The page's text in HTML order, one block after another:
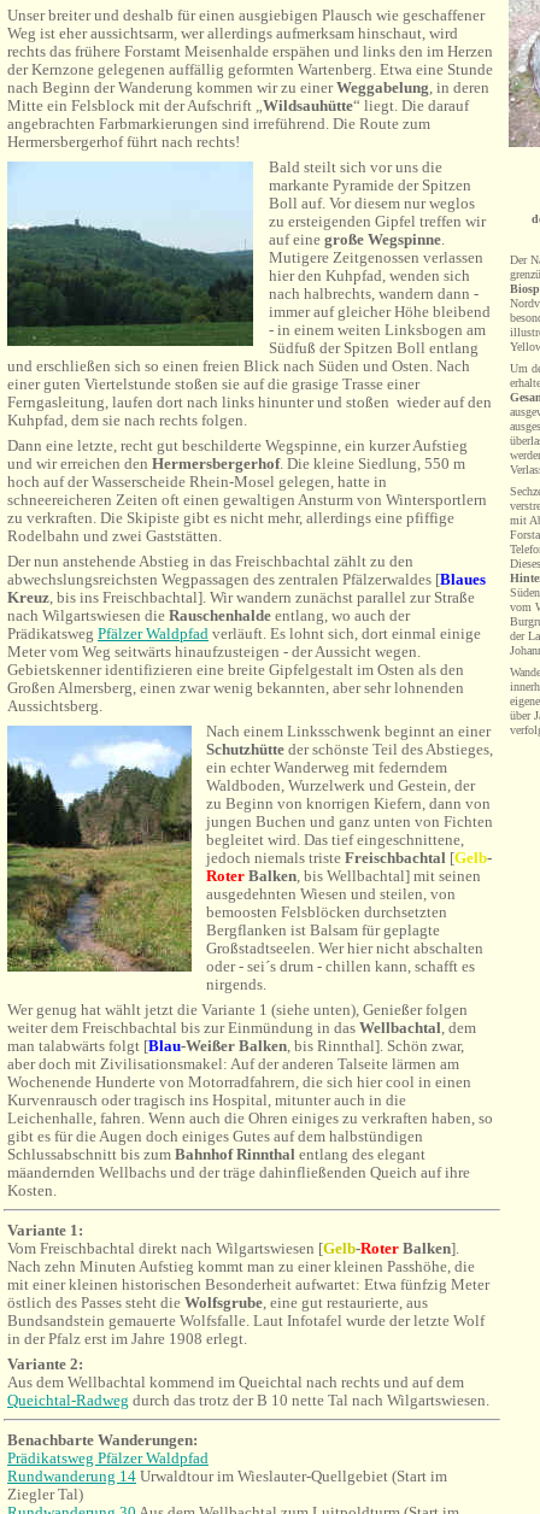
Unser breiter und deshalb für einen ausgiebigen Plausch wie geschaffener
Weg ist eher aussichtsarm, wer allerdings aufmerksam hinschaut, wird
rechts das frühere Forstamt Meisenhalde erspähen und links den im Herzen
der Kernzone gelegenen auffällig geformten Wartenberg. Etwa eine Stunde
nach Beginn der Wanderung kommen wir zu einerWeggabelung, in deren
Mitte ein Felsblock mit der Aufschrift „Wildsauhütte“ liegt. Die darauf
angebrachten Farbmarkierungen sind irreführend. Die Route zum
Hermersbergerhof führt nach rechts!
Bald steilt sich vor uns die
markante Pyramide der Spitzen
Boll auf. Vor diesem nur weglos
zu ersteigenden Gipfel treffen wir
auf eine große Wegspinne.
Mutigere Zeitgenossen verlassen
hier den Kuhpfad, wenden sich
nach halbrechts, wandern dann -
immer auf gleicher Höhe bleibend
- in einem weiten Linksbogen am
Südfuß der Spitzen Boll entlang
und erschließen sich so einen freien Blick nach Süden und Osten. Nach
einer guten Viertelstunde stoßen sie auf die grasige Trasse einer
Ferngasleitung, laufen dort nach links hinunter und stoßen wieder auf den
Kuhpfad, dem sie nach rechts folgen.
Dann eine letzte, recht gut beschilderte Wegspinne, ein kurzer Aufstieg
und wir erreichen den Hermersbergerhof. Die kleine Siedlung, 550 m
hoch auf der Wasserscheide Rhein-Mosel gelegen, hatte in
schneereicheren Zeiten oft einen gewaltigen Ansturm von Wintersportlern
zu verkraften. Die Skipiste gibt es nicht mehr, allerdings eine pfiffige
Rodelbahn und zwei Gaststätten.
Der nun anstehende Abstieg in das Freischbachtal zählt zu den
abwechslungsreichsten Wegpassagen des zentralen Pfälzerwaldes [Blaues
Kreuz, bis ins Freischbachtal]. Wir wandern zunächst parallel zur Straße
nach Wilgartswiesen die Rauschenhalde entlang, wo auch der
Prädikatsweg Pfälzer Waldpfad verläuft. Es lohnt sich, dort einmal einige
Meter vom Weg seitwärts hinaufzusteigen - der Aussicht wegen.
Gebietskenner identifizieren eine breite Gipfelgestalt im Osten als den
Großen Almersberg, einen zwar wenig bekannten, aber sehr lohnenden
Aussichtsberg.
Nach einem Linksschwenk beginnt an einer
Schutzhütte der schönste Teil des Abstieges,
ein echter Wanderweg mit federndem
Waldboden, Wurzelwerk und Gestein, der
zu Beginn von knorrigen Kiefern, dann von
jungen Buchen und ganz unten von Fichten
begleitet wird. Das tief eingeschnittene,
jedoch niemals triste Freischbachtal [Gelb-
Roter Balken, bis Wellbachtal] mit seinen
ausgedehnten Wiesen und steilen, von
bemoosten Felsblöcken durchsetzten
Bergflanken ist Balsam für geplagte
Großstadtseelen. Wer hier nicht abschalten
oder - sei´s drum - chillen kann, schafft es
nirgends.
Wer genug hat wählt jetzt die Variante 1 (siehe unten), Genießer folgen
weiter dem Freischbachtal bis zur Einmündung in das Wellbachtal, dem
man talabwärts folgt [Blau-Weißer Balken, bis Rinnthal]. Schön zwar,
aber doch mit Zivilisationsmakel: Auf der anderen Talseite lärmen am
Wochenende Hunderte von Motorradfahrern, die sich hier cool in einen
Kurvenrausch oder tragisch ins Hospital, mitunter auch in die
Leichenhalle, fahren. Wenn auch die Ohren einiges zu verkraften haben, so
gibt es für die Augen doch einiges Gutes auf dem halbstündigen
Schlussabschnitt bis zum Bahnhof Rinnthal entlang des elegant
mäandernden Wellbachs und der träge dahinfließenden Queich auf ihre
Kosten.
Variante 1:
Vom Freischbachtal direkt nach Wilgartswiesen [Gelb-Roter Balken].
Nach zehn Minuten Aufstieg kommt man zu einer kleinen Passhöhe, die
mit einer kleinen historischen Besonderheit aufwartet: Etwa fünfzig Meter
östlich des Passes steht die Wolfsgrube, eine gut restaurierte, aus
Bundsandstein gemauerte Wolfsfalle. Laut Infotafel wurde der letzte Wolf
in der Pfalz erst im Jahre 1908 erlegt.
Variante 2:
Aus dem Wellbachtal kommend im Queichtal nach rechts und auf dem
Queichtal-Radweg durch das trotz der B 10 nette Tal nach Wilgartswiesen.
Benachbarte Wanderungen:
Prädikatsweg Pfälzer Waldpfad
Rundwanderung 14 Urwaldtour im Wieslauter-Quellgebiet (Start im
Ziegler Tal)
Der
Um
mit
vom
der
über